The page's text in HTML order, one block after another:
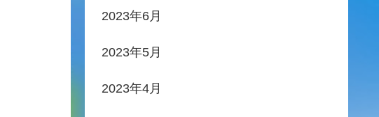
2023年6月
2023年5月
2023年4月